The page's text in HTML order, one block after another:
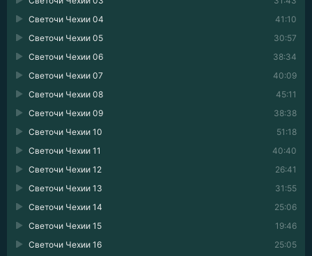
41:10
Светочи Чехии 04
30:57
Светочи Чехии 05
38:34
Светочи Чехии 06
40:09
Светочи Чехии 07
45:11
Светочи Чехии 08
38:38
Светочи Чехии 09
51:18
Светочи Чехии 10
40:40
Светочи Чехии 11
26:41
Светочи Чехии 12
31:55
Светочи Чехии 13
25:06
Светочи Чехии 14
19:46
Светочи Чехии 15
25:05
Светочи Чехии 16